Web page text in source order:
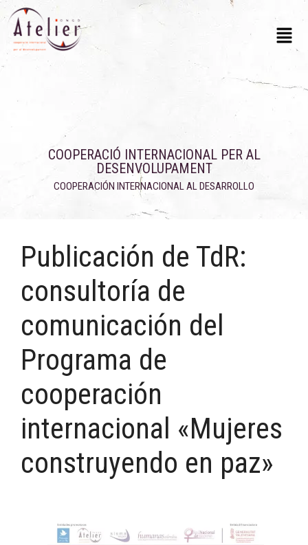
COOPERACIÓ INTERNACIONAL PER AL
DESENVOLUPAMENT
COOPERACIÓN INTERNACIONAL AL DESARROLLO
Publicación de TdR:
consultoría de
comunicación del
Programa de
cooperación
internacional «Mujeres
construyendo en paz»